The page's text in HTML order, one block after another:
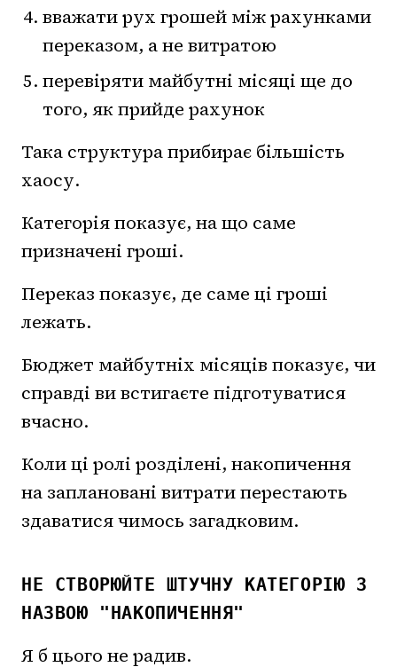
вважати рух грошей між рахунками
переказом, а не витратою
перевіряти майбутні місяці ще до
того, як прийде рахунок
Така структура прибирає більшість
хаосу.
Категорія показує, на що саме
призначені гроші.
Переказ показує, де саме ці гроші
лежать.
Бюджет майбутніх місяців показує, чи
справді ви встигаєте підготуватися
вчасно.
Коли ці ролі розділені, накопичення
на заплановані витрати перестають
здаватися чимось загадковим.
НЕ СТВОРЮЙТЕ ШТУЧНУ КАТЕГОРІЮ З
НАЗВОЮ "НАКОПИЧЕННЯ"
Я б цього не радив.